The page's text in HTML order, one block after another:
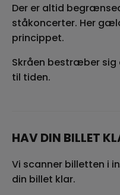
Der er altid
ståkoncerter. Her
princippet.
Skråen bestræber
til tiden.
HAV DIN BILLET
Vi scanner billetten i
din billet klar.